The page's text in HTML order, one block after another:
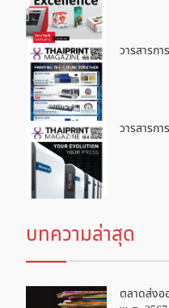
วารสารก
วารสารก
บทความล่าสุด
ตลาดส่งอ